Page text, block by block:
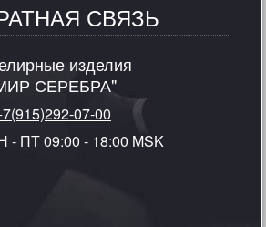
СВЯЗЬ
изделия
СЕРЕБРА"
07-00
- ПТ 09:00 - 18:00 MSK